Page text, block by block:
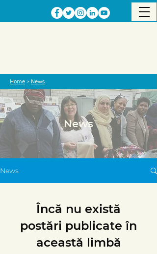
Home > News
News
News
Încă nu există
postări publicate în
această limbă